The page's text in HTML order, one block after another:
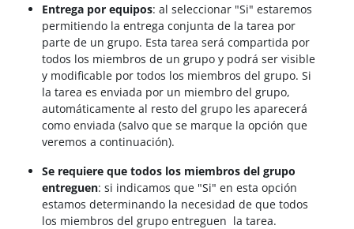
Entrega por equipos: al seleccionar "Si" estaremos
permitiendo la entrega conjunta de la tarea por
parte de un grupo. Esta tarea será compartida por
todos los miembros de un grupo y podrá ser visible
y modificable por todos los miembros del grupo. Si
la tarea es enviada por un miembro del grupo,
automáticamente al resto del grupo les aparecerá
como enviada (salvo que se marque la opción que
veremos a continuación).
Se requiere que todos los miembros del grupo
entreguen: si indicamos que "Si" en esta opción
estamos determinando la necesidad de que todos
los miembros del grupo entreguen la tarea.